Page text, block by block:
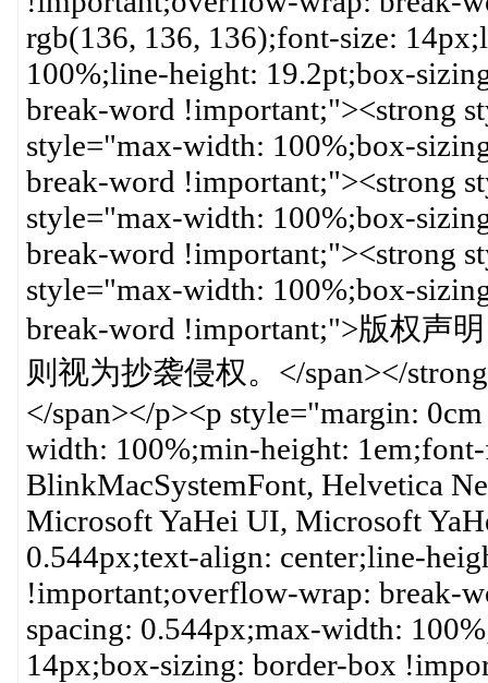
rgb(136, 136, 136);font-size:
100%;line-height: 19.2pt;box-
break-word !important;"><strong
style="max-width: 100%;box-
break-word !important;"><strong
style="max-width: 100%;box-
break-word !important;"><strong
style="max-width: 100%;box-
break-word !important;">版权声
则视为抄袭侵权。</span></
</span></p><p style="margin:
width: 100%;min-height:
BlinkMacSystemFont, Helvetica
Microsoft YaHei UI, Microsoft
0.544px;text-align: center;line-
!important;overflow-wrap: break-
spacing: 0.544px;max-width:
14px;box-sizing: border-box